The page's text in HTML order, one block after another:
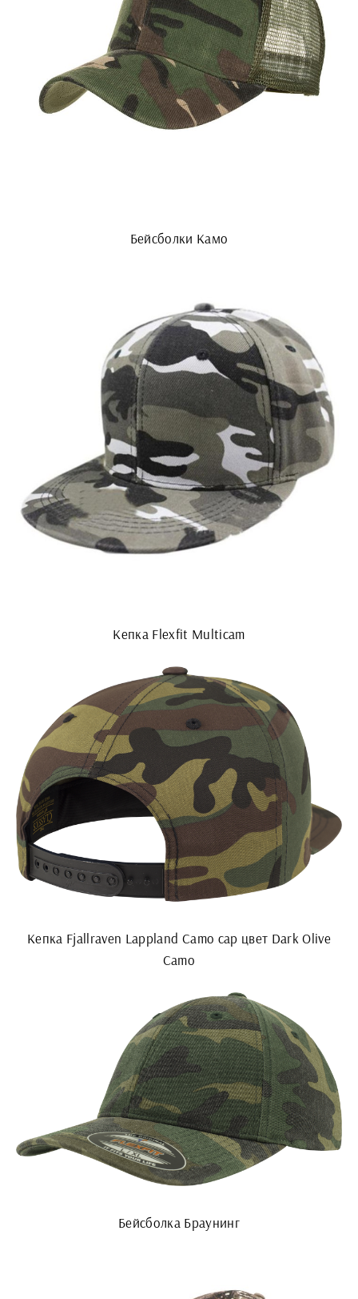
Бейсболки Камо
Кепка Flexfit Multicam
Кепка Fjallraven Lappland Camo cap цвет Dark Olive
Camo
Бейсболка Браунинг